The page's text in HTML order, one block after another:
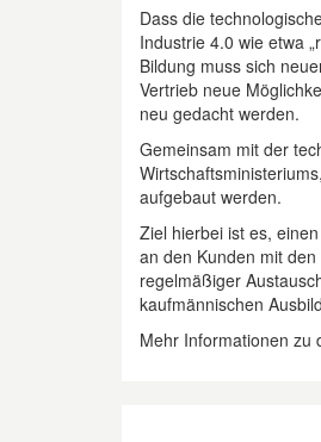
Dass die
Industrie 4.0 wie etwa
Bildung muss sich
Vertrieb neue
neu gedacht werden.
Gemeinsam mit der
aufgebaut werden.
Ziel hierbei ist es,
an den Kunden mit
regelmäßiger
kaufmännischen
Mehr Informationen zu